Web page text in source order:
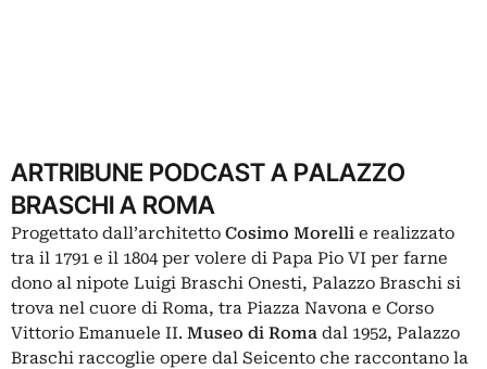
ARTRIBUNE PODCAST A PALAZZO
BRASCHI A ROMA
Progettato dall’architetto Cosimo Morelli e realizzato
tra il 1791 e il 1804 per volere di Papa Pio VI per farne
dono al nipote Luigi Braschi Onesti, Palazzo Braschi si
trova nel cuore di Roma, tra Piazza Navona e Corso
Vittorio Emanuele II. Museo di Roma dal 1952, Palazzo
Braschi raccoglie opere dal Seicento che raccontano la